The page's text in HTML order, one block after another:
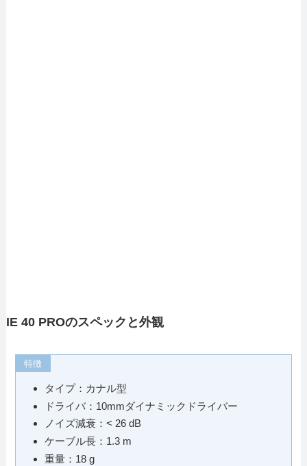
IE 40 PROのスペックと外観
特徴
タイプ：カナル型
ドライバ：10mmダイナミックドライバー
ノイズ減衰：< 26 dB
ケーブル長：1.3 m
重量：18 g